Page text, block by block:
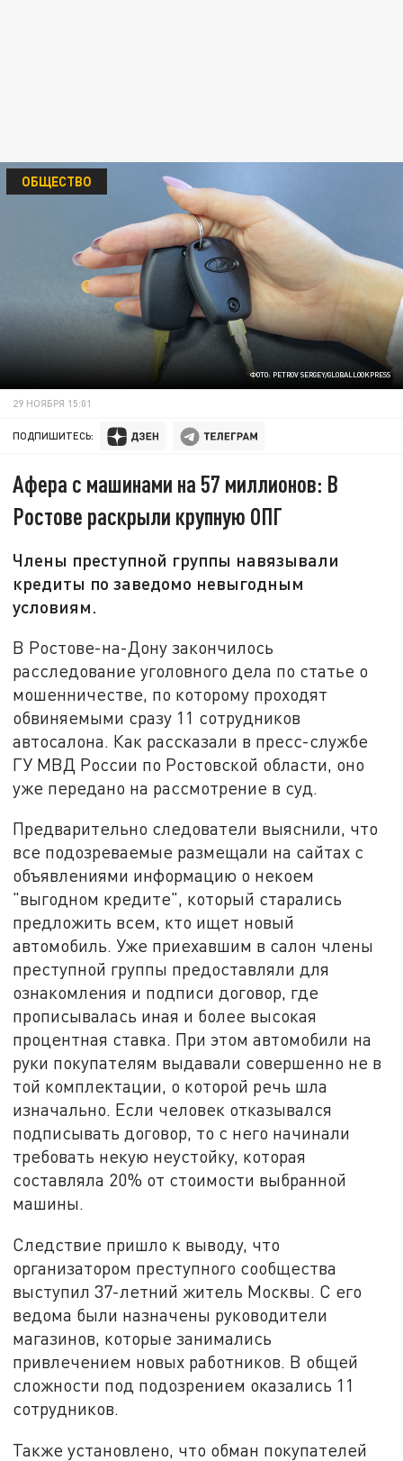
ФОТО: PETROV SERGEY/GLOBALLOOKPRESS
ОБЩЕСТВО
29 НОЯБРЯ 15:01
ПОДПИШИТЕСЬ:
Афера с машинами на 57 миллионов: В
Ростове раскрыли крупную ОПГ
Члены преступной группы навязывали
кредиты по заведомо невыгодным
условиям.
В Ростове-на-Дону закончилось
расследование уголовного дела по статье о
мошенничестве, по которому проходят
обвиняемыми сразу 11 сотрудников
автосалона. Как рассказали в пресс-службе
ГУ МВД России по Ростовской области, оно
уже передано на рассмотрение в суд.
Предварительно следователи выяснили, что
все подозреваемые размещали на сайтах с
объявлениями информацию о некоем
"выгодном кредите", который старались
предложить всем, кто ищет новый
автомобиль. Уже приехавшим в салон члены
преступной группы предоставляли для
ознакомления и подписи договор, где
прописывалась иная и более высокая
процентная ставка. При этом автомобили на
руки покупателям выдавали совершенно не в
той комплектации, о которой речь шла
изначально. Если человек отказывался
подписывать договор, то с него начинали
требовать некую неустойку, которая
составляла 20% от стоимости выбранной
машины.
Следствие пришло к выводу, что
организатором преступного сообщества
выступил 37-летний житель Москвы. С его
ведома были назначены руководители
магазинов, которые занимались
привлечением новых работников. В общей
сложности под подозрением оказались 11
сотрудников.
Также установлено, что обман покупателей